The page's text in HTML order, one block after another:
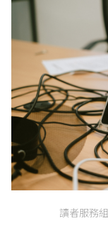
讀者服務